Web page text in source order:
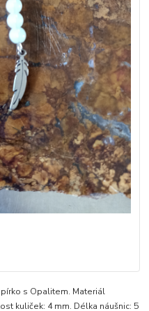
s Opalitem. Materiál
kuliček: 4 mm. Délka náušnic: 5